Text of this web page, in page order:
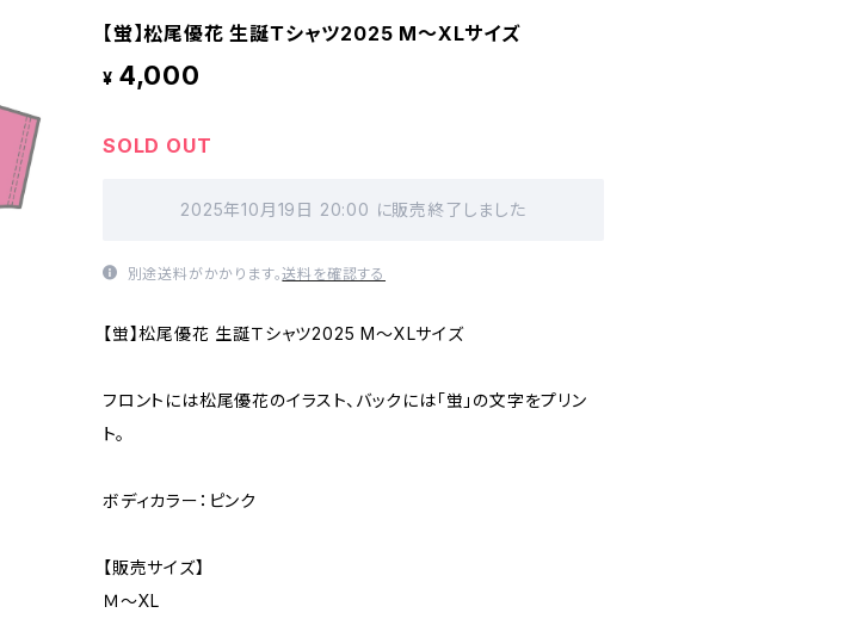
【蛍】松尾優花 生誕Ｔシャツ2025 M〜XLサイズ
¥ 4,000
SOLD OUT
2025年10月19日 20:00 に販売終了しました
別途送料がかかります。送料を確認する
【蛍】松尾優花 生誕Ｔシャツ2025 M〜XLサイズ
フロントには松尾優花のイラスト、バックには「蛍」の文字をプリン
ト。
ボディカラー：ピンク
【販売サイズ】
Ｍ〜XL